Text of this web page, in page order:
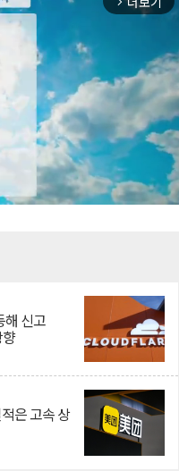
해 신고
은 고속 상